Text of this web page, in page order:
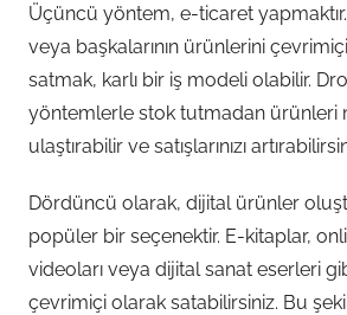
Üçüncü yöntem, e-ticaret
veya başkalarının ürünlerini
satmak, karlı bir iş modeli olabilir.
yöntemlerle stok tutmadan ürünleri
ulaştırabilir ve satışlarınızı
Dördüncü olarak, dijital ürünler
popüler bir seçenektir. E-kitaplar,
videoları veya dijital sanat eserleri
çevrimiçi olarak satabilirsiniz. Bu